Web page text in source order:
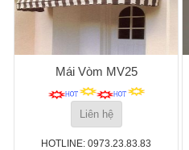
Mái Vòm MV25
Liên hệ
HOTLINE: 0973.23.83.83